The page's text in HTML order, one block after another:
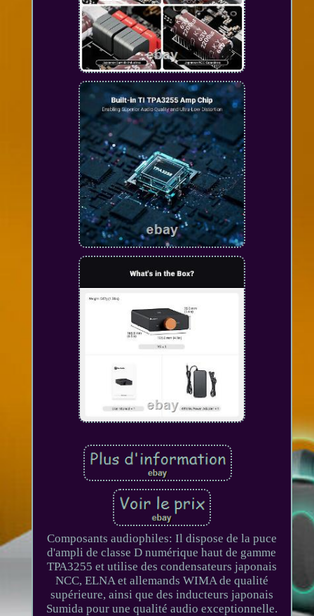
Composants audiophiles: Il dispose de la puce
d'ampli de classe D numérique haut de gamme
TPA3255 et utilise des condensateurs japonais
NCC, ELNA et allemands WIMA de qualité
supérieure, ainsi que des inducteurs japonais
Sumida pour une qualité audio exceptionnelle.